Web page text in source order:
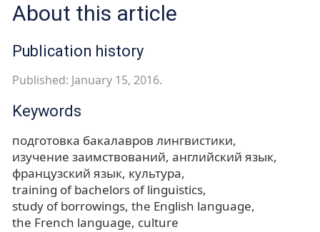
About this article
Publication history
Published: January 15, 2016.
Keywords
подготовка бакалавров лингвистики
изучение заимствований английский язык
французский язык культура
training of bachelors of linguistics
study of borrowings the English language
the French language culture